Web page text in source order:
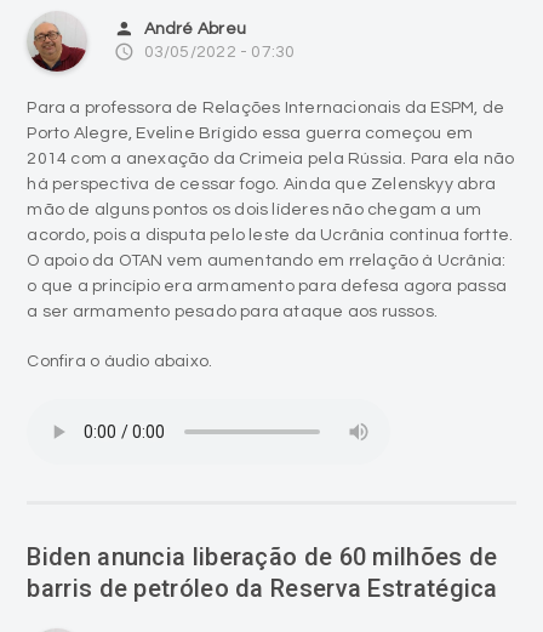
person André Abreu
access_time 03/05/2022 - 07:30
Para a professora de Relações Internacionais da ESPM, de
Porto Alegre, Eveline Brígido essa guerra começou em
2014 com a anexação da Crimeia pela Rússia. Para ela não
há perspectiva de cessar fogo. Ainda que Zelenskyy abra
mão de alguns pontos os dois líderes não chegam a um
acordo, pois a disputa pelo leste da Ucrânia continua fortte.
O apoio da OTAN vem aumentando em rrelação à Ucrânia:
o que a princípio era armamento para defesa agora passa
a ser armamento pesado para ataque aos russos.
Confira o áudio abaixo.
Biden anuncia liberação de 60 milhões de
barris de petróleo da Reserva Estratégica